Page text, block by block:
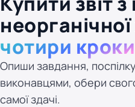
неорганічної
чотири кроки
Опиши завдання,
виконавцями, обери
самої здачі.